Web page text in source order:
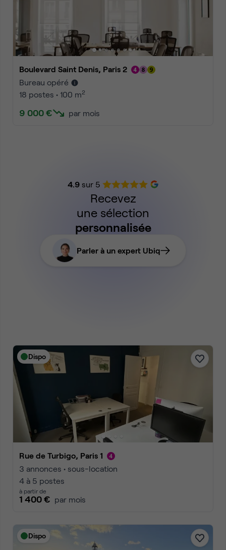
Boulevard Saint Denis, Paris 2
Bureau opéré
18 postes • 100 m2
9 000 € par mois
4.9sur 5
Recevez
une sélection
personnalisée
Parler à un expert Ubiq
Dispo
Rue de Turbigo, Paris 1
3 annonces • sous-location
4 à 5 postes
à partir de
1 400 € par mois
Dispo